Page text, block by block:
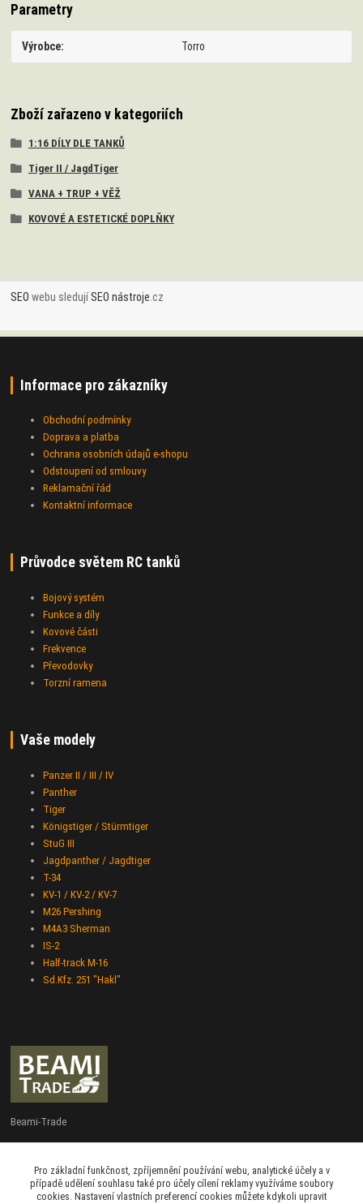
Parametry
Výrobce Torro
Zboží zařazeno v kategoriích
1:16 DÍLY DLE TANKŮ
Tiger II / JagdTiger
VANA + TRUP + VĚŽ
KOVOVÉ A ESTETICKÉ DOPLŇKY
SEO webu sledujíSEO nástroje .cz
Informace pro zákazníky
Obchodní podmínky
Doprava a platba
Ochrana osobních údajů e-shopu
Odstoupení od smlouvy
Reklamační řád
Kontaktní informace
Průvodce světem RC tanků
Bojový systém
Funkce a díly
Kovové části
Frekvence
Převodovky
Torzní ramena
Vaše modely
Panzer II / III / IV
Panther
Tiger
Königstiger / Stürmtiger
StuG III
Jagdpanther / Jagdtiger
T-34
KV-1 / KV-2 / KV-7
M26 Pershing
M4A3 Sherman
IS-2
Half-track M-16
Sd.Kfz. 251 "Hakl"
Beami-Trade
+420 775 427 778
Po - Pá 9:00 - 16:00
Pro základní funkčnost, zpříjemnění používání webu, analytické účely a v
případě udělení souhlasu také pro účely cílení reklamy využíváme soubory
cookies. Nastavení vlastních preferencí cookies můžete kdykoli upravit